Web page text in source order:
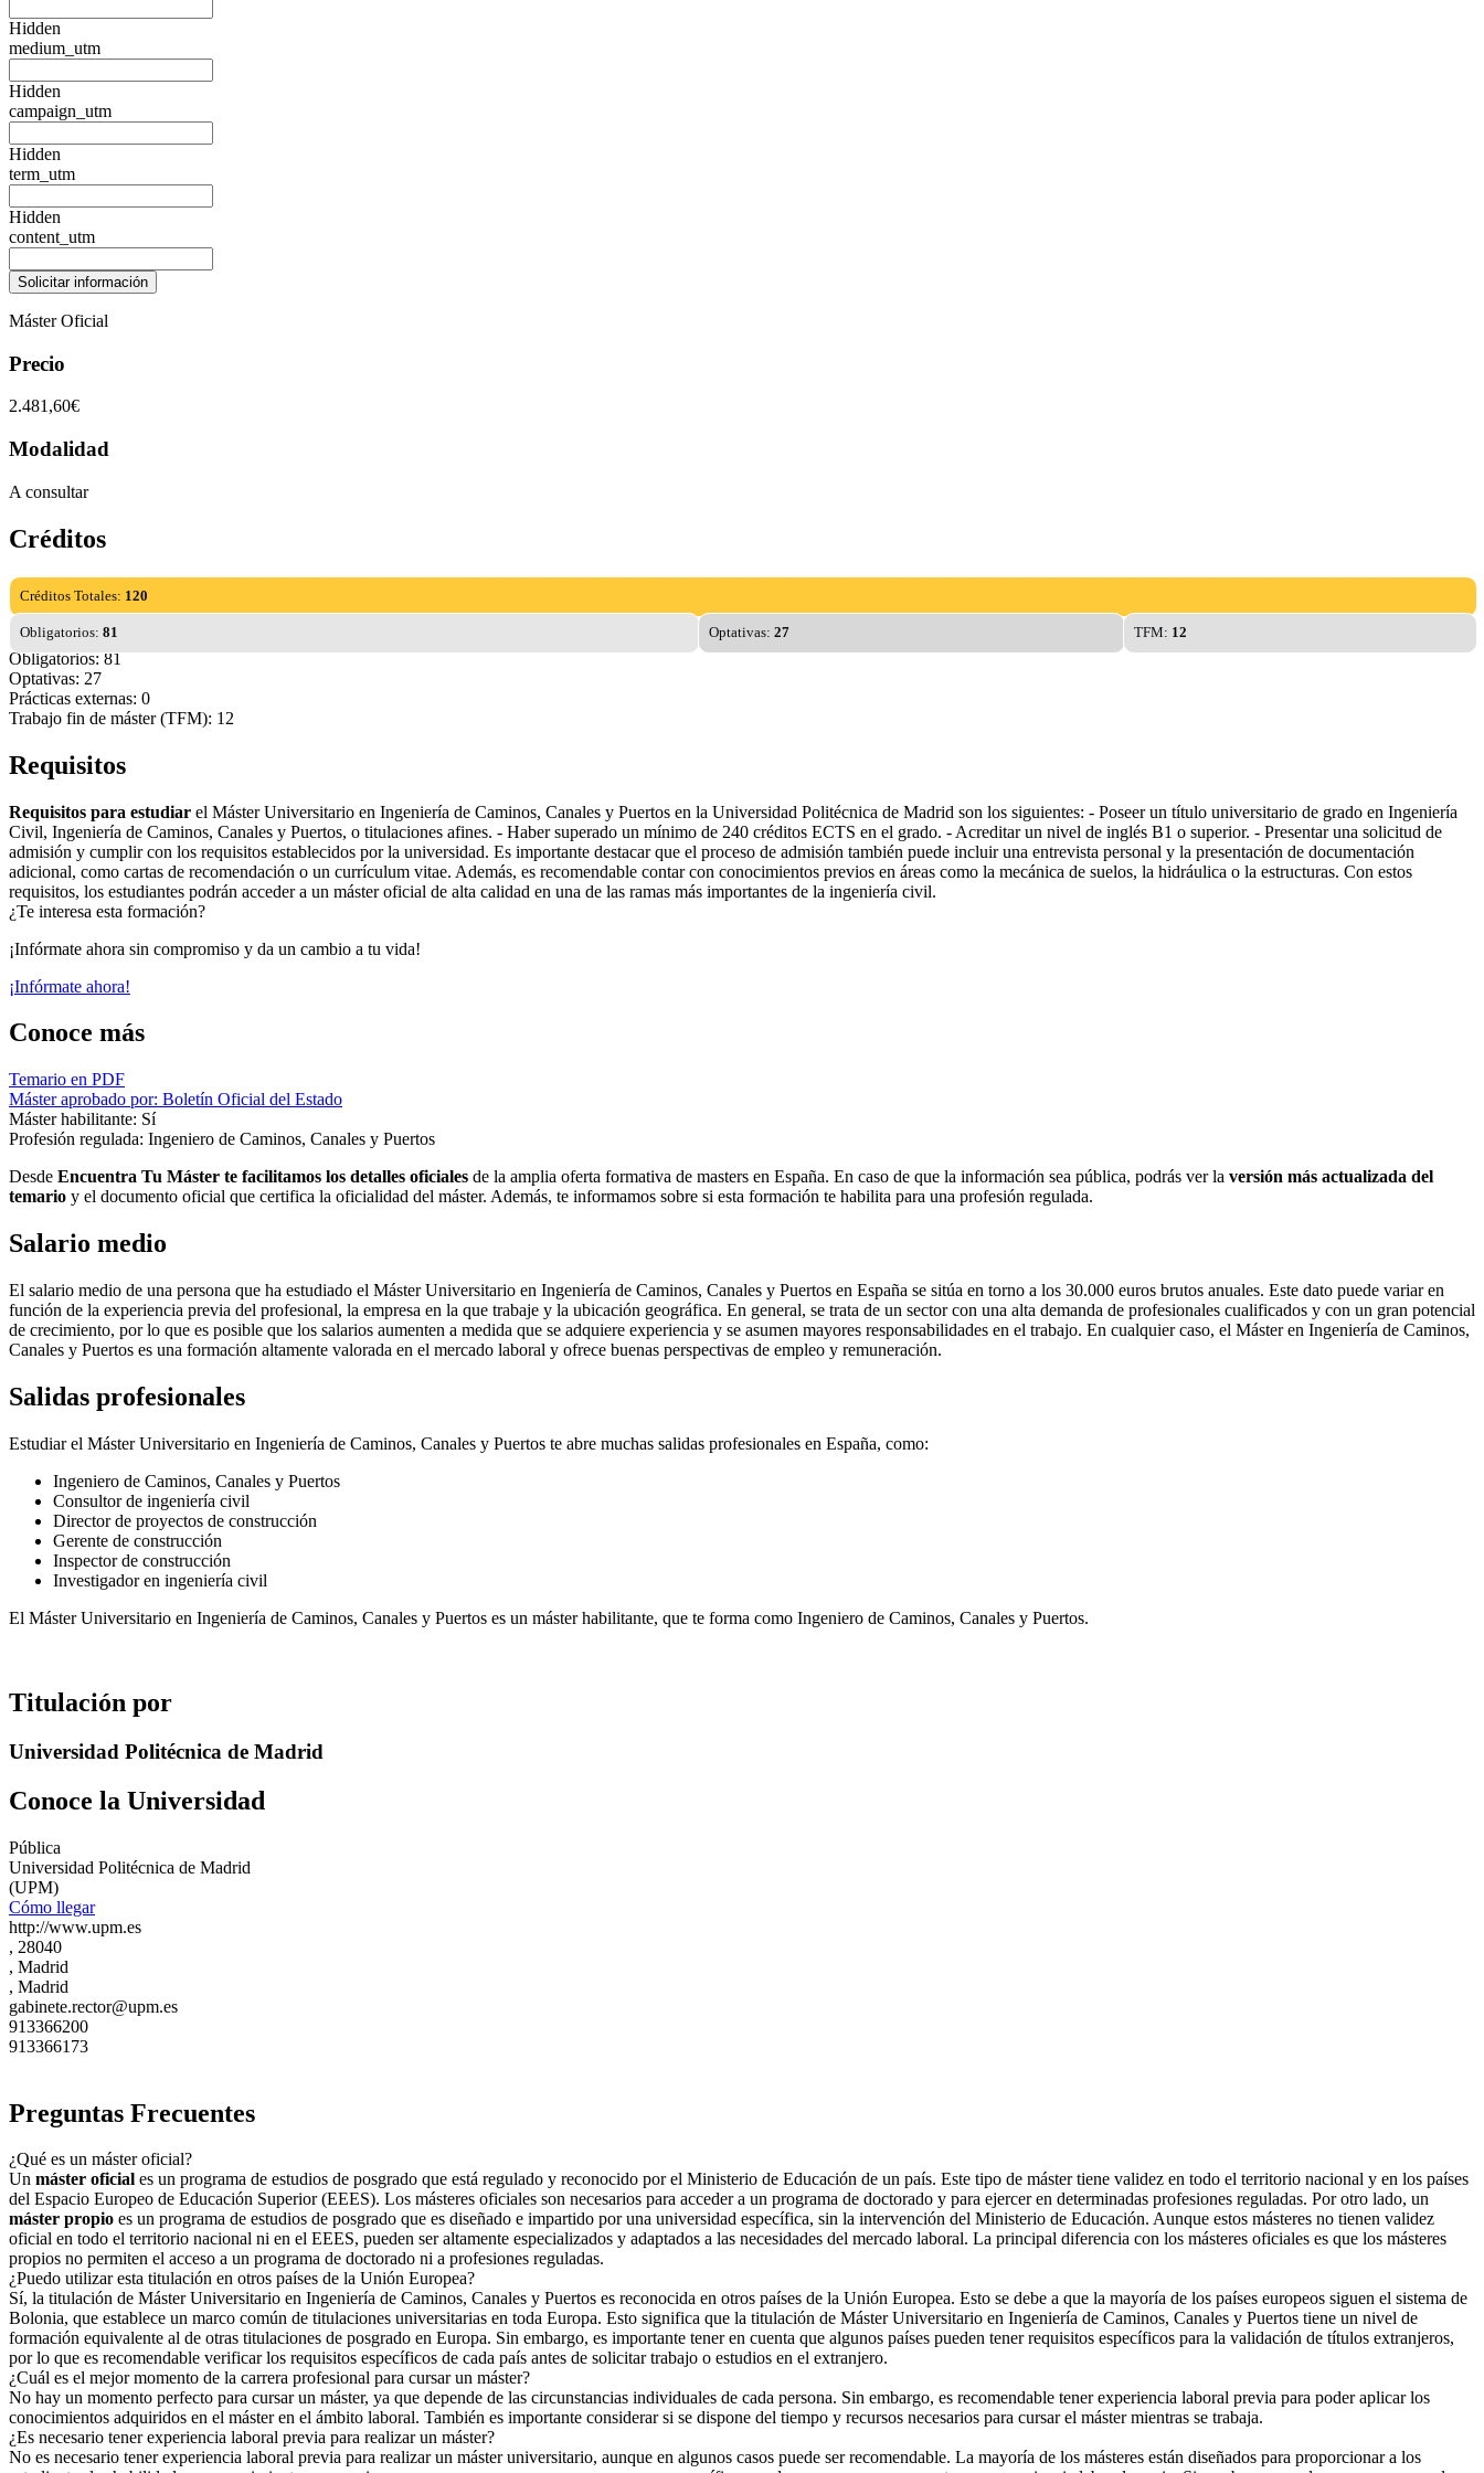
Hidden
medium_utm
Hidden
campaign_utm
Hidden
term_utm
Hidden
content_utm
Máster Oficial
Precio
2.481,60€
Modalidad
A consultar
Créditos
Créditos Totales: 120
Obligatorios: 81 Optativas:27 TFM: 12
Obligatorios: 81
Optativas: 27
Prácticas externas: 0
Trabajo fin de máster (TFM): 12
Requisitos
Requisitos para estudiar el Máster Universitario en Ingeniería de Caminos, Canales y Puertos en la Universidad Politécnica de Madrid son los siguientes: - Poseer un título universitario de grado en Ingeniería
Civil, Ingeniería de Caminos, Canales y Puertos, o titulaciones afines. - Haber superado un mínimo de 240 créditos ECTS en el grado. - Acreditar un nivel de inglés B1 o superior. - Presentar una solicitud de
admisión y cumplir con los requisitos establecidos por la universidad. Es importante destacar que el proceso de admisión también puede incluir una entrevista personal y la presentación de documentación
adicional, como cartas de recomendación o un currículum vitae. Además, es recomendable contar con conocimientos previos en áreas como la mecánica de suelos, la hidráulica o la estructuras. Con estos
requisitos, los estudiantes podrán acceder a un máster oficial de alta calidad en una de las ramas más importantes de la ingeniería civil.
¿Te interesa esta formación?
¡Infórmate ahora sin compromiso y da un cambio a tu vida!
¡Infórmate ahora!
Conoce más
Temario en PDF
Máster aprobado por: Boletín Oficial del Estado
Máster habilitante: Sí
Profesión regulada: Ingeniero de Caminos, Canales y Puertos
Desde Encuentra Tu Máster te facilitamos los detalles oficiales de la amplia oferta formativa de masters en España. En caso de que la información sea pública, podrás ver la versión más actualizada del
temario y el documento oficial que certifica la oficialidad del máster. Además, te informamos sobre si esta formación te habilita para una profesión regulada.
Salario medio
El salario medio de una persona que ha estudiado el Máster Universitario en Ingeniería de Caminos, Canales y Puertos en España se sitúa en torno a los 30.000 euros brutos anuales. Este dato puede variar en
función de la experiencia previa del profesional, la empresa en la que trabaje y la ubicación geográfica. En general, se trata de un sector con una alta demanda de profesionales cualificados y con un gran potencial
de crecimiento, por lo que es posible que los salarios aumenten a medida que se adquiere experiencia y se asumen mayores responsabilidades en el trabajo. En cualquier caso, el Máster en Ingeniería de Caminos,
Canales y Puertos es una formación altamente valorada en el mercado laboral y ofrece buenas perspectivas de empleo y remuneración.
Salidas profesionales
Estudiar el Máster Universitario en Ingeniería de Caminos, Canales y Puertos te abre muchas salidas profesionales en España, como:
Ingeniero de Caminos, Canales y Puertos
Consultor de ingeniería civil
Director de proyectos de construcción
Gerente de construcción
Inspector de construcción
Investigador en ingeniería civil
El Máster Universitario en Ingeniería de Caminos, Canales y Puertos es un máster habilitante, que te forma como Ingeniero de Caminos, Canales y Puertos.
Titulación por
Universidad Politécnica de Madrid
Conoce la Universidad
Pública
Universidad Politécnica de Madrid
(UPM)
Cómo llegar
http://www.upm.es
, 28040
, Madrid
, Madrid
gabinete.rector@upm.es
913366200
913366173
Preguntas Frecuentes
¿Qué es un máster oficial?
Un máster oficial es un programa de estudios de posgrado que está regulado y reconocido por el Ministerio de Educación de un país. Este tipo de máster tiene validez en todo el territorio nacional y en los países
del Espacio Europeo de Educación Superior (EEES). Los másteres oficiales son necesarios para acceder a un programa de doctorado y para ejercer en determinadas profesiones reguladas. Por otro lado, un
máster propio es un programa de estudios de posgrado que es diseñado e impartido por una universidad específica, sin la intervención del Ministerio de Educación. Aunque estos másteres no tienen validez
oficial en todo el territorio nacional ni en el EEES, pueden ser altamente especializados y adaptados a las necesidades del mercado laboral. La principal diferencia con los másteres oficiales es que los másteres
propios no permiten el acceso a un programa de doctorado ni a profesiones reguladas.
¿Puedo utilizar esta titulación en otros países de la Unión Europea?
Sí, la titulación de Máster Universitario en Ingeniería de Caminos, Canales y Puertos es reconocida en otros países de la Unión Europea. Esto se debe a que la mayoría de los países europeos siguen el sistema de
Bolonia, que establece un marco común de titulaciones universitarias en toda Europa. Esto significa que la titulación de Máster Universitario en Ingeniería de Caminos, Canales y Puertos tiene un nivel de
formación equivalente al de otras titulaciones de posgrado en Europa. Sin embargo, es importante tener en cuenta que algunos países pueden tener requisitos específicos para la validación de títulos extranjeros,
por lo que es recomendable verificar los requisitos específicos de cada país antes de solicitar trabajo o estudios en el extranjero.
¿Cuál es el mejor momento de la carrera profesional para cursar un máster?
No hay un momento perfecto para cursar un máster, ya que depende de las circunstancias individuales de cada persona. Sin embargo, es recomendable tener experiencia laboral previa para poder aplicar los
conocimientos adquiridos en el máster en el ámbito laboral. También es importante considerar si se dispone del tiempo y recursos necesarios para cursar el máster mientras se trabaja.
¿Es necesario tener experiencia laboral previa para realizar un máster?
No es necesario tener experiencia laboral previa para realizar un máster universitario, aunque en algunos casos puede ser recomendable. La mayoría de los másteres están diseñados para proporcionar a los